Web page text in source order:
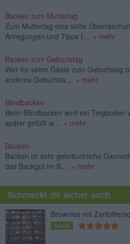
Backen zum Muttertag
Zum Muttertag eine süße
Anregungen und Tipps f... » mehr
Backen zum Geburtstag
Wer für seine Gäste zum Geburtstag
anderes Geburtsta... » mehr
Blindbacken
Beim Blindbacken wird ein Teigboden
später gefüllt w... » mehr
Backen
Backen ist sehr gebräuchliche
das Backgut im B... » mehr
Schmeckt dir sicher auch
Brownies mit
Leicht